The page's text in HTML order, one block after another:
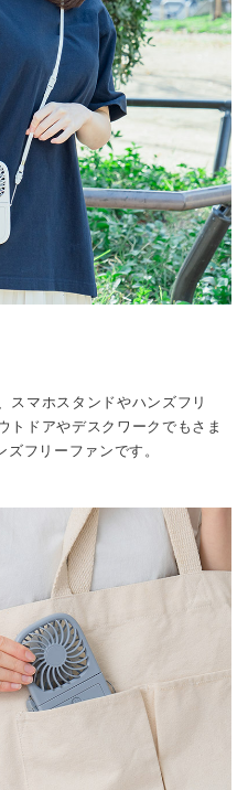
スマホスタンドやハンズフリ
トドアやデスクワークでもさま
フリーファンです。